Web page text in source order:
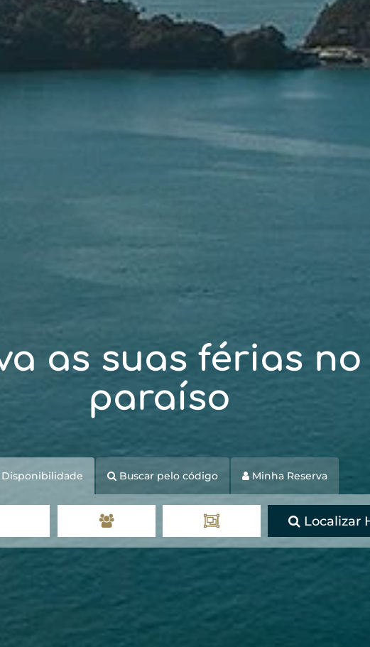
as suas férias no
paraíso
Disponibilidade Buscar pelo código Minha Reserva
Localizar